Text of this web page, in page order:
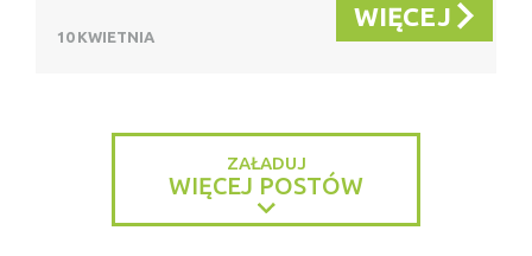
10 KWIETNIA
WIĘCEJ
ZAŁADUJ
WIĘCEJ POSTÓW